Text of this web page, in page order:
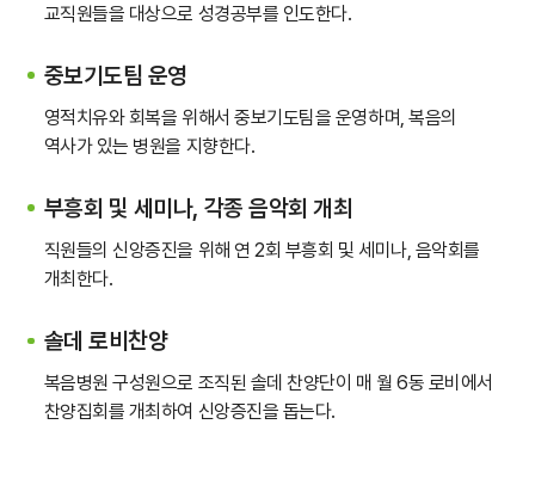
교직원들을 대상으로 성경공부를 인도한다.
중보기도팀 운영
영적치유와 회복을 위해서 중보기도팀을 운영하며, 복음의
역사가 있는 병원을 지향한다.
부흥회 및 세미나, 각종 음악회 개최
직원들의 신앙증진을 위해 연 2회 부흥회 및 세미나, 음악회를
개최한다.
솔데 로비찬양
복음병원 구성원으로 조직된 솔데 찬양단이 매 월 6동 로비에서
찬양집회를 개최하여 신앙증진을 돕는다.